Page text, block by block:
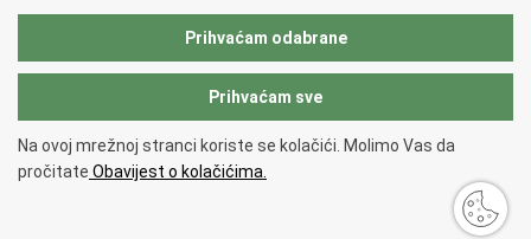
EU National Institutes for Culture
Međunarodni centar za podvodnu arheologiju u Zadru (MCPA)
Copyright © 2026 Ministarstvo kulture i medija.
pristupačnosti.
Prihvaćam odabrane
Prihvaćam sve
Na ovoj mrežnoj stranci koriste se kolačići. Molimo Vas da
pročitate Obavijest o kolačićima.